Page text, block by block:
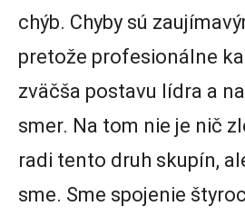
chýb. Chyby sú
pretože profesionálne
zväčša postavu lídra a
smer. Na tom nie je nič
radi tento druh skupín,
sme. Sme spojenie